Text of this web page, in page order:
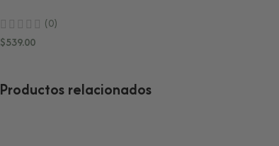
(0)
$539.00
Productos relacionados